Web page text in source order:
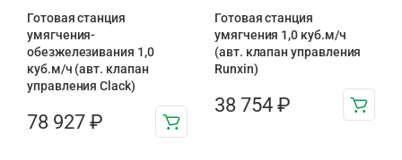
Готовая станция
умягчения-
обезжелезивания 1,0
куб.м/ч (авт. клапан
управления Clack)
78 927 ₽
Готовая станция
умягчения 1,0 куб.м/ч
(авт. клапан управления
Runxin)
38 754 ₽